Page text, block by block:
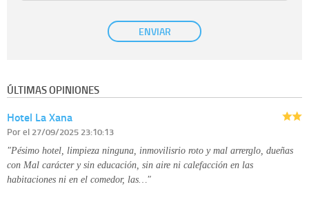
únicamente trataremos sus datos con su consentimiento
previo, que podrá facilitarnos mediante la casilla correspondiente
Derechos:tiene derecho a saber qué información tenemos sobre usted,
disponible en nuestra página web.
Información complementaria:
ENVIAR
ÚLTIMAS OPINIONES
Hotel La Xana
Porel 27/09/2025 23:10:13
"Pésimo hotel, limpieza ninguna, inmovilisrio roto y mal arrerglo, dueñas
con Mal carácter y sin educación, sin aire ni calefacción en las
habitaciones ni en el comedor, las…"